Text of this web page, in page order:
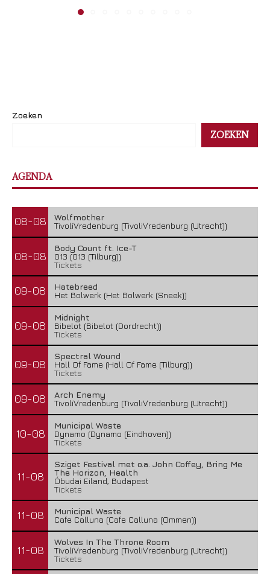
Zoeken
ZOEKEN
AGENDA
08-08
Wolfmother
TivoliVredenburg (TivoliVredenburg (Utrecht))
08-08
Body Count ft. Ice-T
013 (013 (Tilburg))
Tickets
09-08
Hatebreed
Het Bolwerk (Het Bolwerk (Sneek))
09-08
Midnight
Bibelot (Bibelot (Dordrecht))
Tickets
09-08
Spectral Wound
Hall Of Fame (Hall Of Fame (Tilburg))
Tickets
09-08
Arch Enemy
TivoliVredenburg (TivoliVredenburg (Utrecht))
10-08
Municipal Waste
Dynamo (Dynamo (Eindhoven))
Tickets
11-08
Sziget Festival met o.a. John Coffey, Bring Me
The Horizon, Health
Óbudai Eiland, Budapest
Tickets
11-08
Municipal Waste
Cafe Calluna (Cafe Calluna (Ommen))
11-08
Wolves In The Throne Room
TivoliVredenburg (TivoliVredenburg (Utrecht))
Tickets